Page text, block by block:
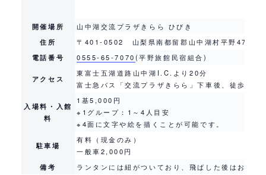
開催場所
山中湖交流プラザきらら ひびき
住所
〒401-0502 山梨県南都留郡山中湖村平野479-2
電話番号
0555-65-7070(平野旅館民宿組合)
アクセス
東富士五湖道路山中湖I.C.より20分
富士急バス「交流プラザきらら」下車後、徒歩3分
入場料・入館
料
1基5,000円
※1グループ：1～4人目安
※4面に文字や絵を描くことが可能です。
駐車場
有料（現金のみ）
一般車2,000円
備考
ランタンには紐がついており、飛ばした後はお持ち